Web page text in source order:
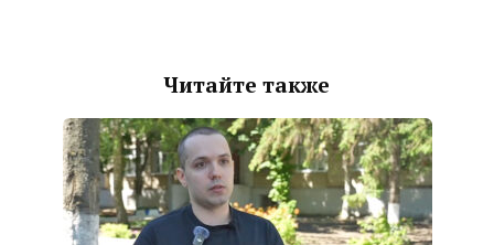
Читайте также